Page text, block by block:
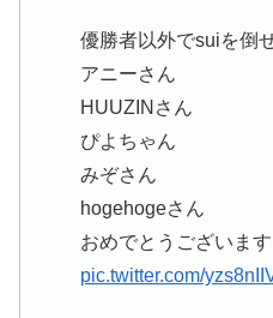
優勝者以外でsuiを倒
アニーさん
HUUZINさん
ぴよちゃん
みぞさん
hogehogeさん
おめでとうございま
pic.twitter.com/